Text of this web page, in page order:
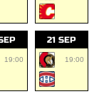
19:00
21 SEP
19:00